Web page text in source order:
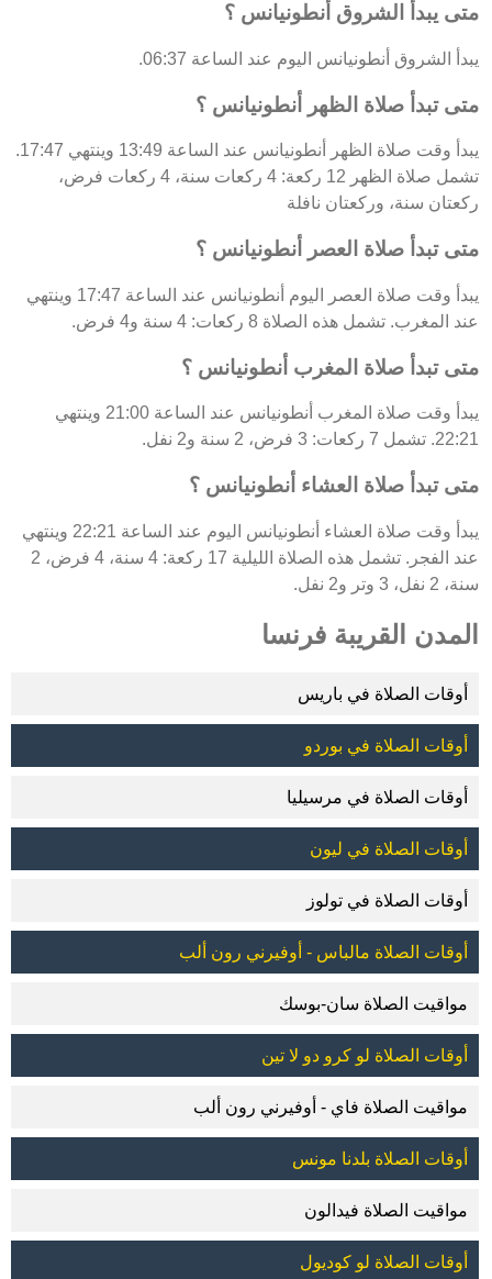
متى يبدأ الشروق أنطونيانس ؟
يبدأ الشروق أنطونيانس اليوم عند الساعة 06:37.
متى تبدأ صلاة الظهر أنطونيانس ؟
يبدأ وقت صلاة الظهر أنطونيانس عند الساعة 13:49 وينتهي 17:47.
تشمل صلاة الظهر 12 ركعة: 4 ركعات سنة، 4 ركعات فرض،
ركعتان سنة، وركعتان نافلة
متى تبدأ صلاة العصر أنطونيانس ؟
يبدأ وقت صلاة العصر اليوم أنطونيانس عند الساعة 17:47 وينتهي
عند المغرب. تشمل هذه الصلاة 8 ركعات: 4 سنة و4 فرض.
متى تبدأ صلاة المغرب أنطونيانس ؟
يبدأ وقت صلاة المغرب أنطونيانس عند الساعة 21:00 وينتهي
22:21. تشمل 7 ركعات: 3 فرض، 2 سنة و2 نفل.
متى تبدأ صلاة العشاء أنطونيانس ؟
يبدأ وقت صلاة العشاء أنطونيانس اليوم عند الساعة 22:21 وينتهي
عند الفجر. تشمل هذه الصلاة الليلية 17 ركعة: 4 سنة، 4 فرض، 2
سنة، 2 نفل، 3 وتر و2 نفل.
المدن القريبة فرنسا
أوقات الصلاة في باريس
أوقات الصلاة في بوردو
أوقات الصلاة في مرسيليا
أوقات الصلاة في ليون
أوقات الصلاة في تولوز
أوقات الصلاة مالباس - أوفيرني رون ألب
مواقيت الصلاة سان-بوسك
أوقات الصلاة لو كرو دو لا تين
مواقيت الصلاة فاي - أوفيرني رون ألب
أوقات الصلاة بلدنا مونس
مواقيت الصلاة فيدالون
أوقات الصلاة لو كوديول